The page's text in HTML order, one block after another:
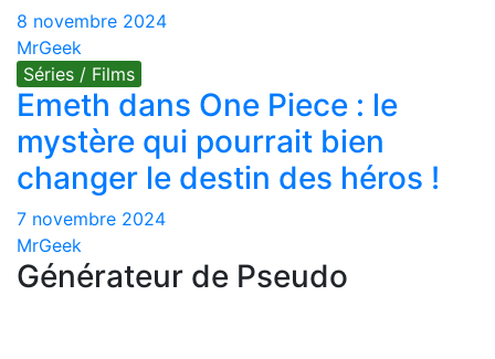
8 novembre 2024
MrGeek
Séries / Films
Emeth dans One Piece : le
mystère qui pourrait bien
changer le destin des héros !
7 novembre 2024
MrGeek
Générateur de Pseudo